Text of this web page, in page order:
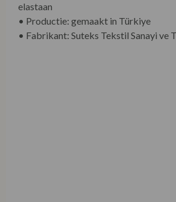
elastaan
• Productie: gemaakt in Türkiye
• Fabrikant: Suteks Tekstil Sanayi ve